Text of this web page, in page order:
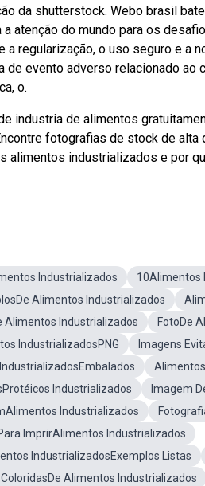
da shutterstock. Webo brasil
atenção do mundo para os
a regularização, o uso seguro e a
de evento adverso relacionado
o.
industria de alimentos
fotografias de stock de alta
alimentos industrializados e por
Industrializados
10Alimentos
Alimentos Industrializados
Alimentos Industrializados
FotoDe
IndustrializadosPNG
Imagens
Industrializados
Imagem
Industrializados
ImprirAlimentos Industrializados
IndustrializadosExemplos Listas
Alimentos Industrializados